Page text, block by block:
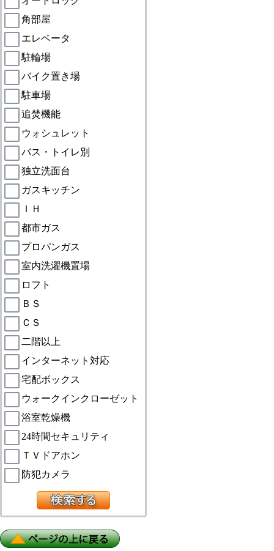
角部屋
エレベータ
駐輪場
バイク置き場
駐車場
追焚機能
ウォシュレット
バス・トイレ別
独立洗面台
ガスキッチン
ＩＨ
都市ガス
プロパンガス
室内洗濯機置場
ロフト
ＢＳ
ＣＳ
二階以上
インターネット対応
宅配ボックス
ウォークインクローゼット
浴室乾燥機
24時間セキュリティ
ＴＶドアホン
防犯カメラ